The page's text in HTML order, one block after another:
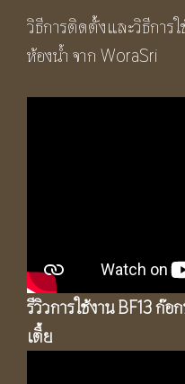
วิธีการติดตั้งและวิธีการ
ห้องน้ำ จาก WoraSri
รีวิวการใช้งาน BF13 ก๊อ
เตี้ย